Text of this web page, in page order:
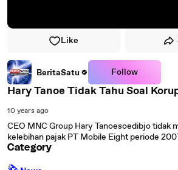
Like
BeritaSatu Follow
Hary Tanoe Tidak Tahu Soal
10 years ago
CEO MNC Group Hary Tanoesoedibjo tidak
kelebihan pajak PT Mobile Eight periode
Category